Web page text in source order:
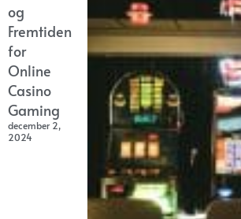
og
Fremtiden
for
Online
Casino
Gaming
december 2,
2024